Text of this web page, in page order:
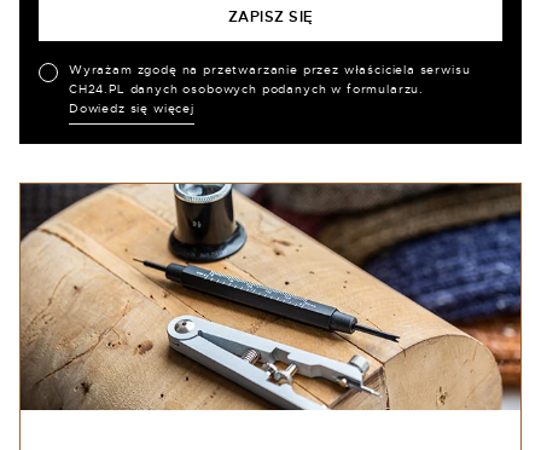
Wyrażam zgodę na przetwarzanie przez właściciela serwisu
CH24.PL danych osobowych podanych w formularzu.
Dowiedz się więcej